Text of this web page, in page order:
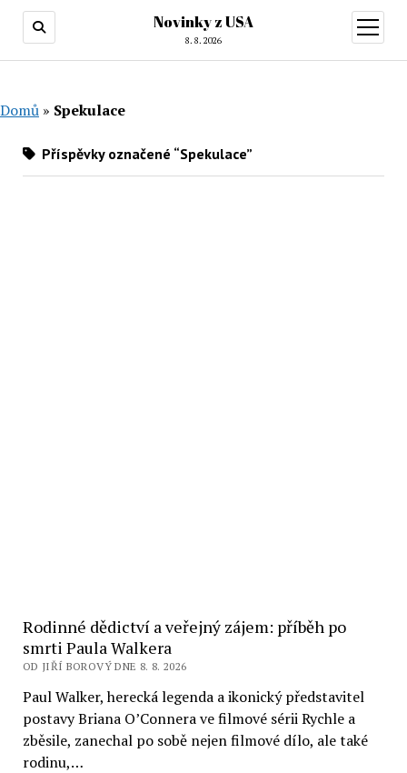
Novinky z USA
8. 8. 2026
otevřít
menu
Domů » Spekulace
Příspěvky označené “Spekulace”
Rodinné dědictví a veřejný zájem: příběh po
smrti Paula Walkera
OD JIŘÍ BOROVÝ DNE 8. 8. 2026
Paul Walker, herecká legenda a ikonický představitel
postavy Briana O’Connera ve filmové sérii Rychle a
zběsile, zanechal po sobě nejen filmové dílo, ale také
rodinu,…